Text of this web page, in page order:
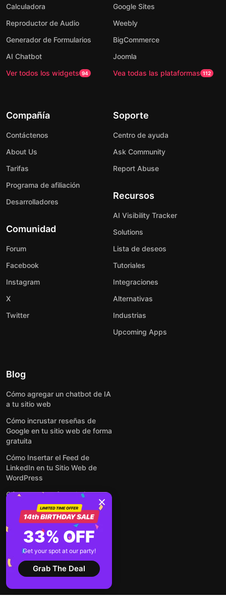
Calculadora
Reproductor de Audio
Generador de Formularios
AI Chatbot
Ver todos los widgets 94
Google Sites
Weebly
BigCommerce
Joomla
Vea todas las plataformas 112
Compañía
Contáctenos
About Us
Tarifas
Programa de afiliación
Desarrolladores
Comunidad
Forum
Facebook
Instagram
X
Twitter
Soporte
Centro de ayuda
Ask Community
Report Abuse
Recursos
AI Visibility Tracker
Solutions
Lista de deseos
Tutoriales
Integraciones
Alternativas
Industrias
Upcoming Apps
Blog
Cómo agregar un chatbot de IA
a tu sitio web
Cómo incrustar reseñas de
Google en tu sitio web de forma
gratuita
Cómo Insertar el Feed de
LinkedIn en tu Sitio Web de
WordPress
Cómo crear un formulario para
WordPress: de manera simple y
rápida
Cómo incrustar formularios en
cualquier sitio web en línea y
gratis
Ver todas las entradas
33% OFF
Get your spot at our party!
Grab The Deal